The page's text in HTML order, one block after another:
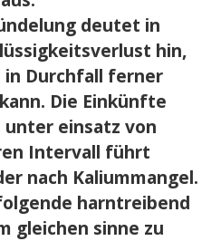
deutet in
hin,
in Durchfall ferner
Die Einkünfte
einsatz von
Intervall führt
nach Kaliummangel.
harntreibend
gleichen sinne zu